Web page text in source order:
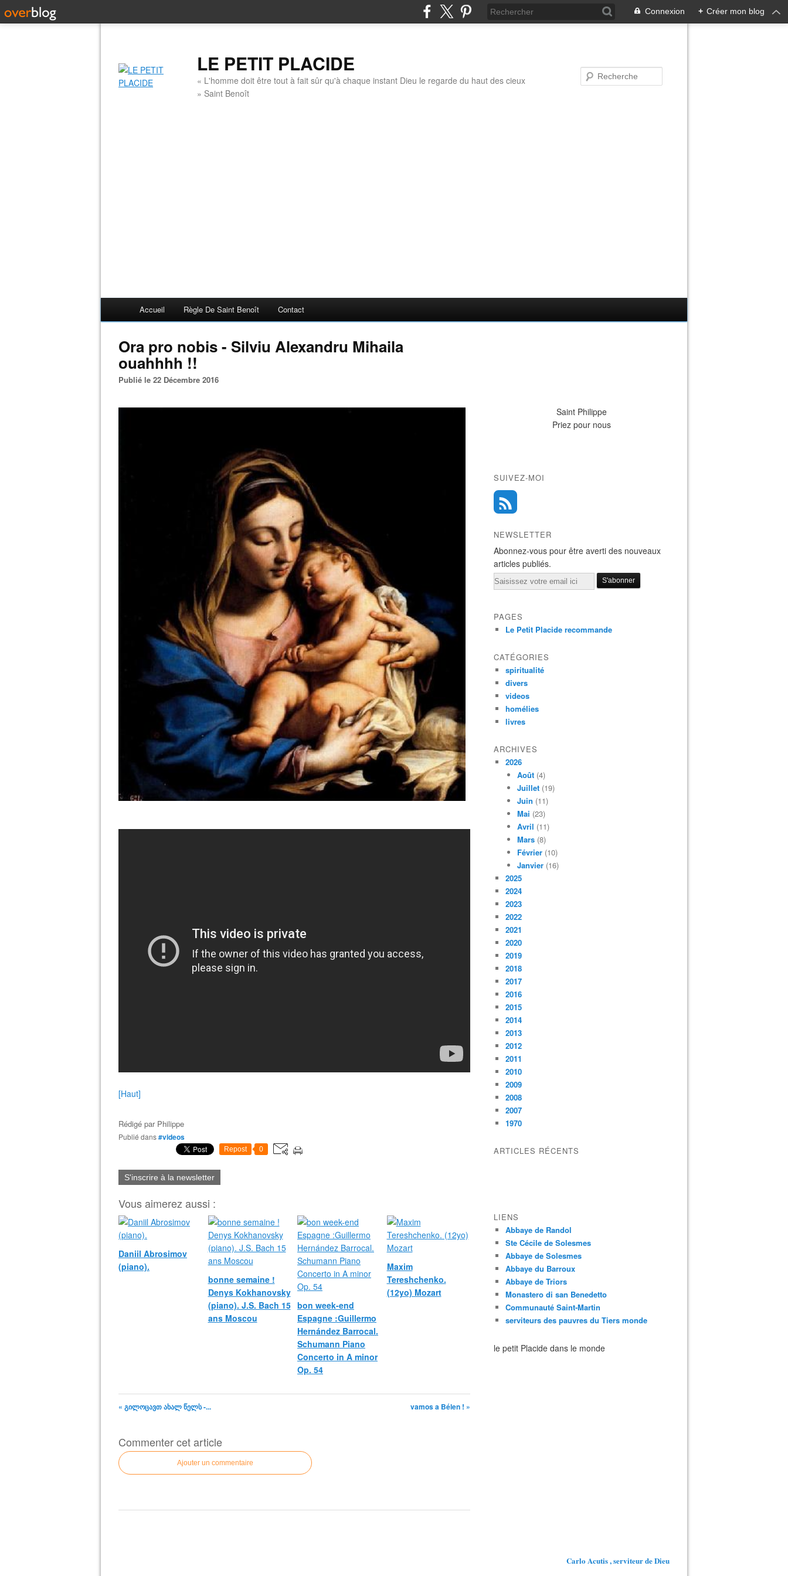
Connexion + Créer mon blog
LE PETIT PLACIDE
« L'homme doit être tout à fait sûr qu'à chaque instant Dieu le regarde du haut des cieux
» Saint Benoît
Accueil Règle De Saint Benoît Contact
Ora pro nobis - Silviu Alexandru Mihaila
ouahhhh !!
Publié le 22 Décembre 2016
[Haut]
Rédigé par Philippe
Publié dans#videos
Repost 0
S'inscrire à la newsletter
Vous aimerez aussi :
Daniil Abrosimov
(piano).
bonne semaine !
Denys Kokhanovsky
(piano). J.S. Bach 15
ans Moscou
bon week-end
Espagne :Guillermo
Hernández Barrocal.
Schumann Piano
Concerto in A minor
Op. 54
Maxim
Tereshchenko.
(12yo) Mozart
« გილოცავთ ახალ წელს -... vamos a Bélen ! »
Commenter cet article
Ajouter un commentaire
Saint Philippe
Priez pour nous
SUIVEZ-MOI
NEWSLETTER
Abonnez-vous pour être averti des nouveaux
articles publiés.
Email
PAGES
Le Petit Placide recommande
CATÉGORIES
spiritualité
divers
videos
homélies
livres
ARCHIVES
2026
Août (4)
Juillet (19)
Juin (11)
Mai (23)
Avril (11)
Mars (8)
Février (10)
Janvier (16)
2025
2024
2023
2022
2021
2020
2019
2018
2017
2016
2015
2014
2013
2012
2011
2010
2009
2008
2007
1970
ARTICLES RÉCENTS
LIENS
Abbaye de Randol
Ste Cécile de Solesmes
Abbaye de Solesmes
Abbaye du Barroux
Abbaye de Triors
Monastero di san Benedetto
Communauté Saint-Martin
serviteurs des pauvres du Tiers monde
le petit Placide dans le monde
Carlo Acutis , serviteur de Dieu